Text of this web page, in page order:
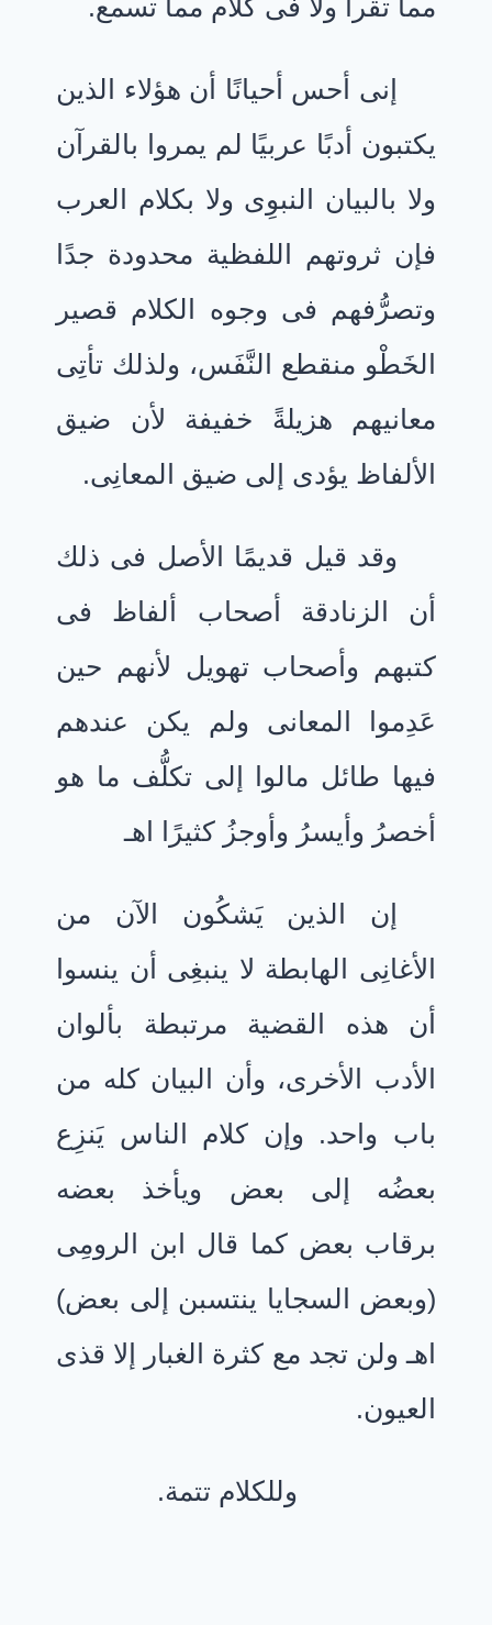
مما تقرأ ولا فى كلام مما تسمع.
إنى أحس أحيانًا أن هؤلاء الذين
يكتبون أدبًا عربيًا لم يمروا بالقرآن
ولا بالبيان النبوِى ولا بكلام العرب
فإن ثروتهم اللفظية محدودة جدًا
وتصرُّفهم فى وجوه الكلام قصير
الخَطْو منقطع النَّفَس، ولذلك تأتِى
معانيهم هزيلةً خفيفة لأن ضيق
الألفاظ يؤدى إلى ضيق المعانِى.
وقد قيل قديمًا الأصل فى ذلك
أن الزنادقة أصحاب ألفاظ فى
كتبهم وأصحاب تهويل لأنهم حين
عَدِموا المعانى ولم يكن عندهم
فيها طائل مالوا إلى تكلُّف ما هو
أخصرُ وأيسرُ وأوجزُ كثيرًا اهـ
إن الذين يَشكُون الآن من
الأغانِى الهابطة لا ينبغِى أن ينسوا
أن هذه القضية مرتبطة بألوان
الأدب الأخرى، وأن البيان كله من
باب واحد. وإن كلام الناس يَنزِع
بعضُه إلى بعض ويأخذ بعضه
برقاب بعض كما قال ابن الرومِى
(وبعض السجايا ينتسبن إلى بعض)
اهـ ولن تجد مع كثرة الغبار إلا قذى
العيون.
وللكلام تتمة.